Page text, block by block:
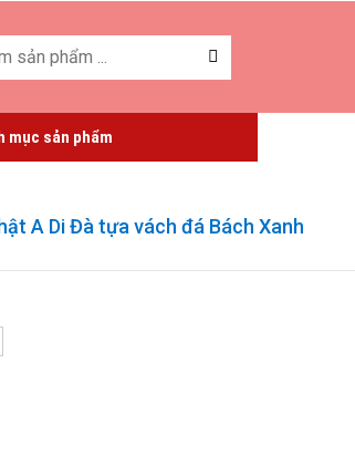
mục sản phẩm
A Di Đà tựa vách đá Bách Xanh